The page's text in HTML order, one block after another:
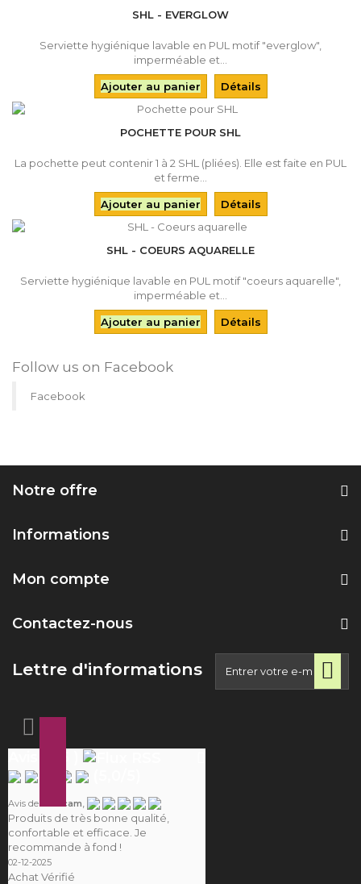
SHL - EVERGLOW
Serviette hygiénique lavable en PUL motif "everglow",
imperméable et...
Ajouter au panier Détails
POCHETTE POUR SHL
La pochette peut contenir 1 à 2 SHL (pliées). Elle est faite en PUL
et ferme...
Ajouter au panier Détails
SHL - COEURS AQUARELLE
Serviette hygiénique lavable en PUL motif "coeurs aquarelle",
imperméable et...
Ajouter au panier Détails
Follow us on Facebook
Facebook
Notre offre
Informations
Mon compte
Contactez-nous
Lettre d'informations
Avis de Camcam
Produits de très bonne qualité,
confortable et efficace. Je
recommande à fond !
02-12-2025
Achat Vérifié